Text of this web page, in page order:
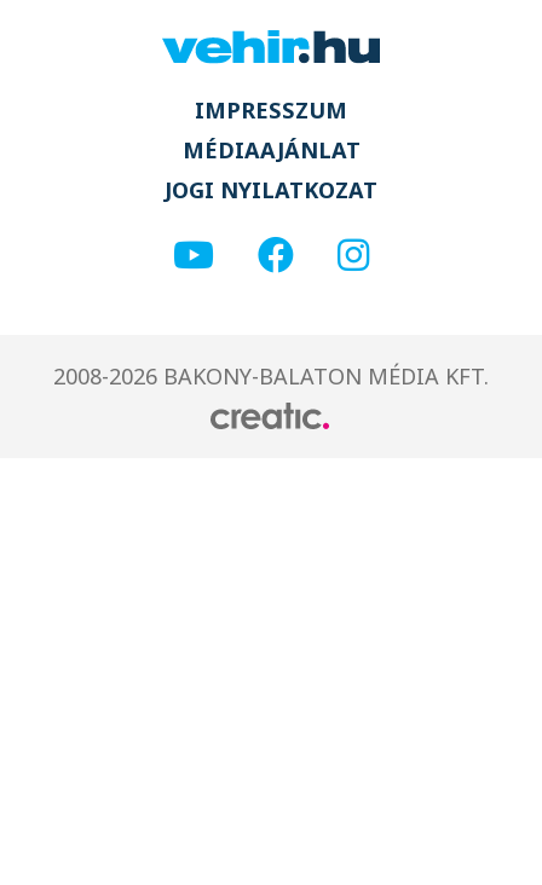
IMPRESSZUM
MÉDIAAJÁNLAT
JOGI NYILATKOZAT
2008-2026 BAKONY-BALATON MÉDIA KFT.